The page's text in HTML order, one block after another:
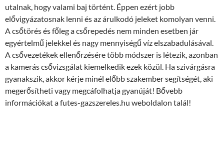
utalnak, hogy valami baj történt. Éppen ezért jobb
elővigyázatosnak lenni és az árulkodó jeleket komolyan venni.
A csőtörés és főleg a csőrepedés nem minden esetben jár
egyértelmű jelekkel és nagy mennyiségű víz elszabadulásával.
A csővezetékek ellenőrzésére több módszer is létezik, azonban
a kamerás csővizsgálat kiemelkedik ezek közül. Ha szivárgásra
gyanakszik, akkor kérje minél előbb szakember segítségét, aki
megerősítheti vagy megcáfolhatja gyanúját! Bővebb
információkat a futes-gazszereles.hu weboldalon talál!